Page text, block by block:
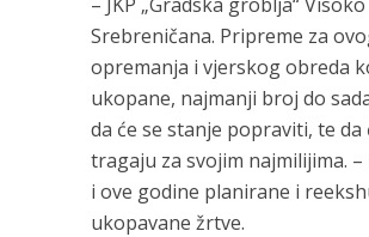
Srebreničana. Pripreme za
opremanja i vjerskog obreda
ukopane, najmanji broj do
da će se stanje popraviti, te
tragaju za svojim najmilijima. –
i ove godine planirane i
ukopavane žrtve.